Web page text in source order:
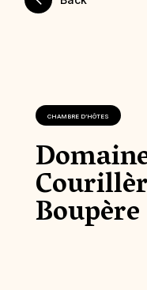
CHAMBRE D’HÔTES
Boupère